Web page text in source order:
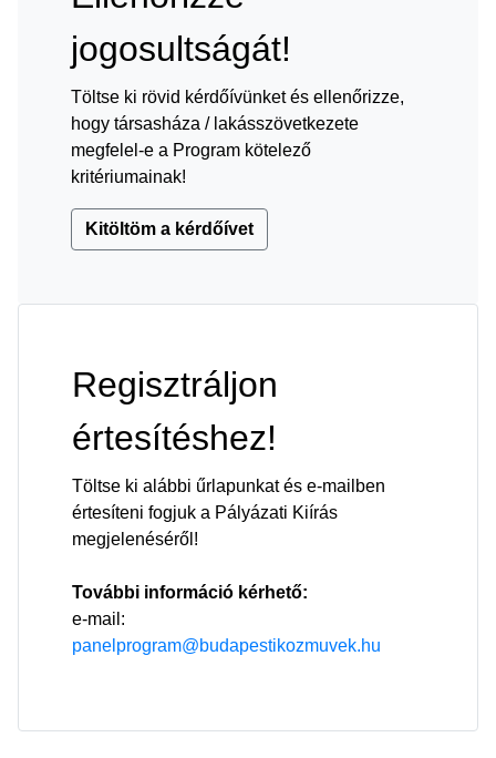
jogosultságát!
Töltse ki rövid kérdőívünket és ellenőrizze,
hogy társasháza / lakásszövetkezete
megfelel-e a Program kötelező
kritériumainak!
Kitöltöm a kérdőívet
Regisztráljon
értesítéshez!
Töltse ki alábbi űrlapunkat és e-mailben
értesíteni fogjuk a Pályázati Kiírás
megjelenéséről!
További információ kérhető:
e-mail:
panelprogram@budapestikozmuvek.hu